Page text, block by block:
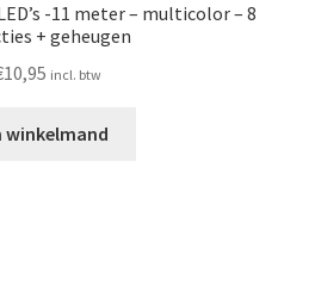
-11 meter – multicolor – 8
+ geheugen
10,95 incl. btw
winkelmand